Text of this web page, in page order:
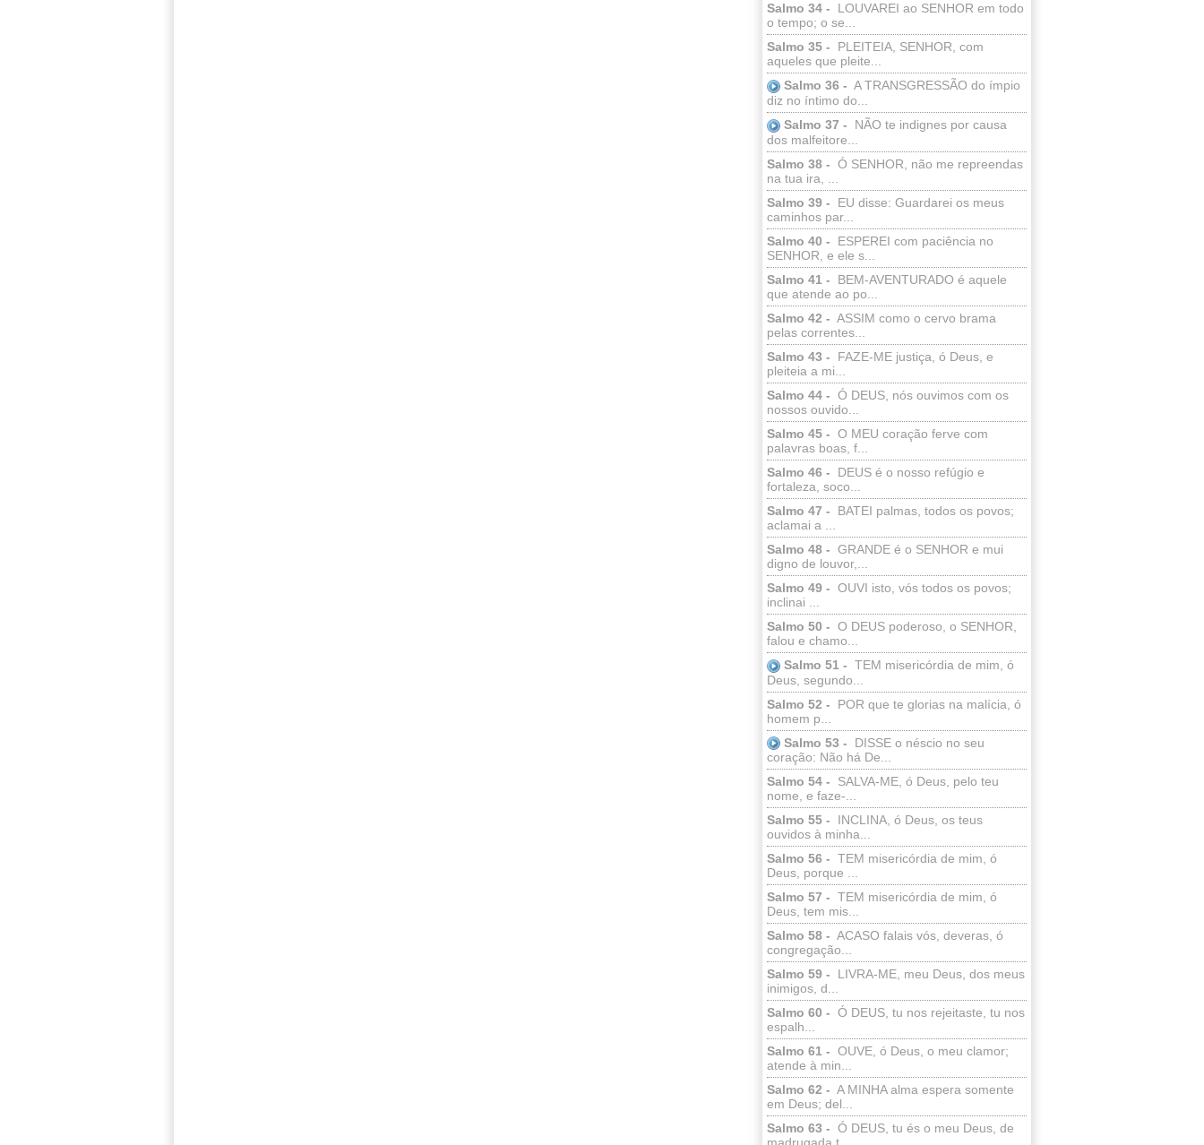
Salmo 34 -
LOUVAREI ao SENHOR em todo
o tempo; o se...
Salmo 35 -
PLEITEIA, SENHOR, com
aqueles que pleite...
Salmo 36 - A TRANSGRESSÃO do ímpio
diz no íntimo do...
Salmo 37 -
NÃO te indignes por causa
dos malfeitore...
Salmo 38 - Ó SENHOR, não me repreendas
na tua ira, ...
Salmo 39 -
EU disse: Guardarei os meus
caminhos par...
Salmo 40 -
ESPEREI com paciência no
SENHOR, e ele s...
Salmo 41 -
BEM-AVENTURADO é aquele
que atende ao po...
Salmo 42 - ASSIM como o cervo brama
pelas correntes...
Salmo 43 -
FAZE-ME justiça, ó Deus, e
pleiteia a mi...
Salmo 44 - Ó DEUS, nós ouvimos com os
nossos ouvido...
Salmo 45 - O MEU coração ferve com
palavras boas, f...
Salmo 46 -
DEUS é o nosso refúgio e
fortaleza, soco...
Salmo 47 -
BATEI palmas, todos os povos;
aclamai a ...
Salmo 48 - GRANDE é o SENHOR e mui
digno de louvor,...
Salmo 49 - OUVI isto, vós todos os povos;
inclinai ...
Salmo 50 - O DEUS poderoso, o SENHOR,
falou e chamo...
Salmo 51 - TEM misericórdia de mim, ó
Deus, segundo...
Salmo 52 -
POR que te glorias na malícia, ó
homem p...
Salmo 53 -
DISSE o néscio no seu
coração: Não há De...
Salmo 54 -
SALVA-ME, ó Deus, pelo teu
nome, e faze-...
Salmo 55 -
INCLINA, ó Deus, os teus
ouvidos à minha...
Salmo 56 - TEM misericórdia de mim, ó
Deus, porque ...
Salmo 57 - TEM misericórdia de mim, ó
Deus, tem mis...
Salmo 58 - ACASO falais vós, deveras, ó
congregação...
Salmo 59 -
LIVRA-ME, meu Deus, dos meus
inimigos, d...
Salmo 60 - Ó DEUS, tu nos rejeitaste, tu nos
espalh...
Salmo 61 - OUVE, ó Deus, o meu clamor;
atende à min...
Salmo 62 - A MINHA alma espera somente
em Deus; del...
Salmo 63 - Ó DEUS, tu és o meu Deus, de